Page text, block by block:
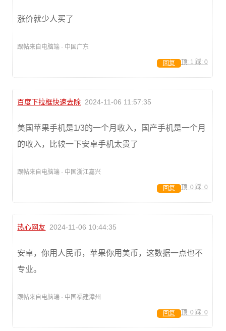
涨价就少人买了
跟帖来自电脑端 · 中国广东
顶: 1 踩: 0
回复
百度下拉框快速去除 2024-11-06 11:57:35
美国苹果手机是1/3的一个月收入，国产手机是一个月
的收入，比较一下安卓手机太贵了
跟帖来自电脑端 · 中国浙江嘉兴
顶: 0 踩: 0
回复
热心网友 2024-11-06 10:44:35
安卓，你用人民币，苹果你用美币，这数据一点也不
专业。
跟帖来自电脑端 · 中国福建漳州
顶: 0 踩: 0
回复